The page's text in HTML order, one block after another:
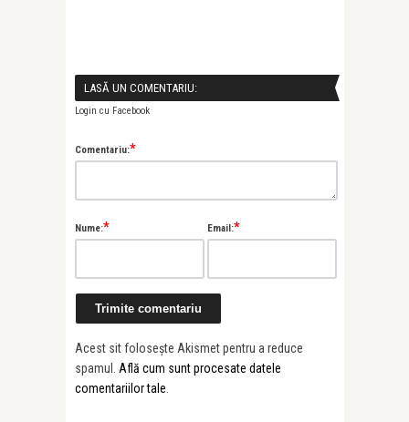
LASĂ UN COMENTARIU:
Login cu Facebook
Comentariu:*
Nume:* Email:*
Acest sit folosește Akismet pentru a reduce
spamul. Află cum sunt procesate datele
comentariilor tale